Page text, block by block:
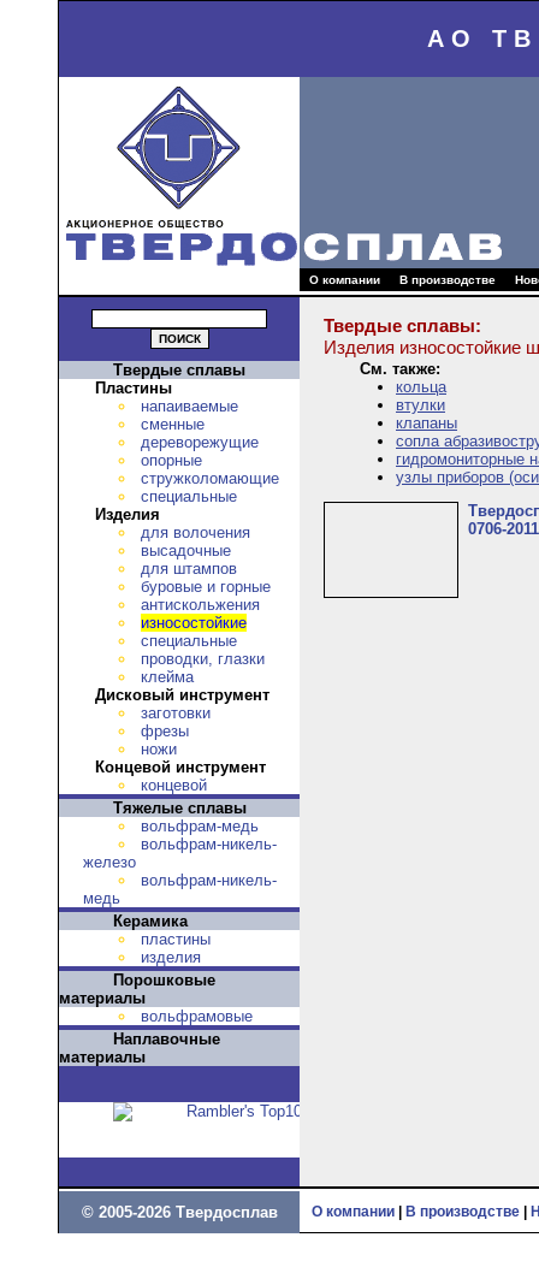
АО
О компании В производстве
Твердые сплавы
Пластины
напаиваемые
сменные
дереворежущие
опорные
стружколомающие
специальные
Изделия
для волочения
высадочные
для штампов
буровые и горные
антискольжения
износостойкие
специальные
проводки, глазки
клейма
Дисковый инструмент
заготовки
фрезы
ножи
Концевой инструмент
концевой
Тяжелые сплавы
вольфрам-медь
вольфрам-никель-
железо
вольфрам-никель-
медь
Керамика
пластины
изделия
Порошковые
материалы
вольфрамовые
Наплавочные
материалы
Твердые сплавы:
Изделия износостойкие
См. также:
кольца
втулки
клапаны
сопла
гидромониторные
узлы приборов
0706-
© 2005-2026 Твердосплав О компании В производстве